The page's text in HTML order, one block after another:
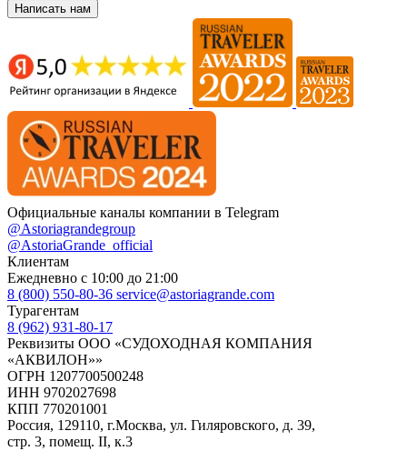
Написать нам
Официальные каналы компании в Telegram
@Astoriagrandegroup
@AstoriaGrande_official
Клиентам
Ежедневно с 10:00 до 21:00
8 (800) 550-80-36 service@astoriagrande.com
Турагентам
8 (962) 931-80-17
Реквизиты ООО «СУДОХОДНАЯ КОМПАНИЯ
«АКВИЛОН»»
ОГРН 1207700500248
ИНН 9702027698
КПП 770201001
Россия, 129110, г.Москва, ул. Гиляровского, д. 39,
стр. 3, помещ. II, к.3